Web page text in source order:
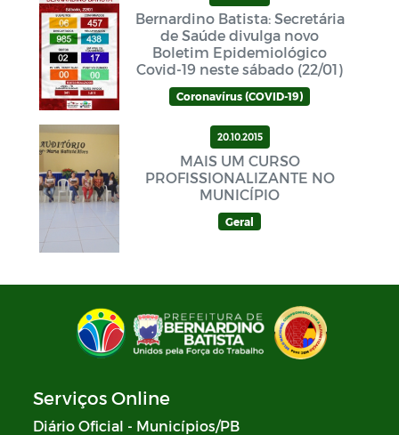
Bernardino Batista: Secretária
de Saúde divulga novo
Boletim Epidemiológico
Covid-19 neste sábado (22/01)
Coronavírus (COVID-19)
20.10.2015
MAIS UM CURSO
PROFISSIONALIZANTE NO
MUNICÍPIO
Geral
Serviços Online
Diário Oficial - Municípios/PB